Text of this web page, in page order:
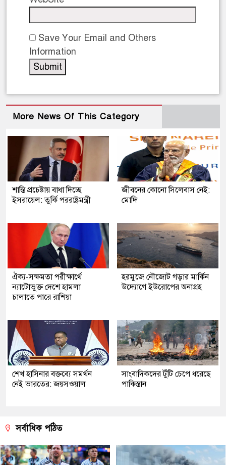
Save Your Email and Others
Information
More News Of This Category
শান্তি প্রচেষ্টায় বাধা দিচ্ছে
ইসরায়েল: তুর্কি পররাষ্ট্রমন্ত্রী
জীবনের কোনো সিলেবাস নেই:
মোদি
ঐক্য-সক্ষমতা পরীক্ষার্থে
ন্যাটোভুক্ত দেশে হামলা
চালাতে পারে রাশিয়া
হরমুজে নৌজোট গড়ার মার্কিন
উদ্যোগে ইউরোপের অনাগ্রহ
শেখ হাসিনার বক্তব্যে সমর্থন
নেই ভারতের: জয়সওয়াল
সাংবাদিকদের টুঁটি চেপে ধরেছে
পাকিস্তান
সর্বাধিক পঠিত